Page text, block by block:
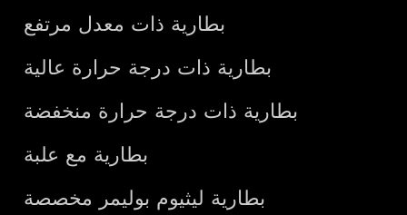
بطارية ذات معدل مرتفع
بطارية ذات درجة حرارة عالية
بطارية ذات درجة حرارة منخفضة
بطارية مع علبة
بطارية ليثيوم بوليمر مخصصة